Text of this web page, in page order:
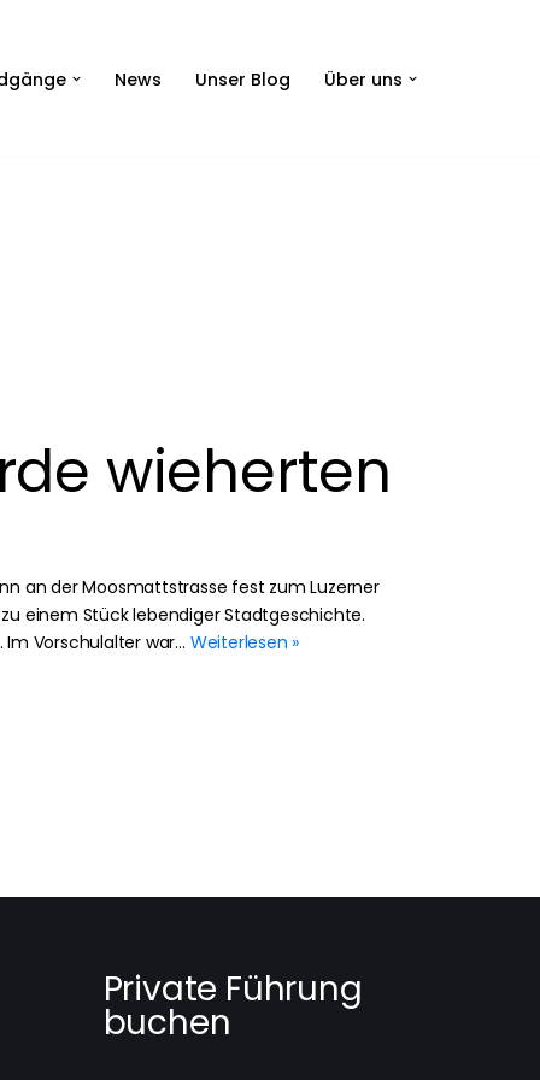
News Unser Blog Über uns
wieherten
an der Moosmattstrasse fest zum Luzerner
einem Stück lebendiger Stadtgeschichte.
Vorschulalter war… Weiterlesen »
Private Führung
buchen